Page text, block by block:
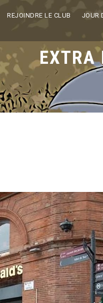
REJOINDRE LE CLUB JOUR
EXTRA